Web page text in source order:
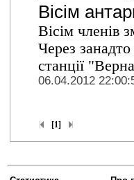
Вісім
Вісім членів
Через
станції
06.04.2012
[1]